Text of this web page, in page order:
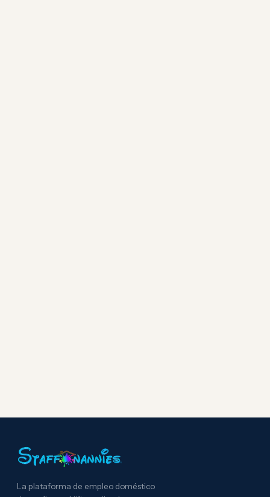
La plataforma de empleo doméstico